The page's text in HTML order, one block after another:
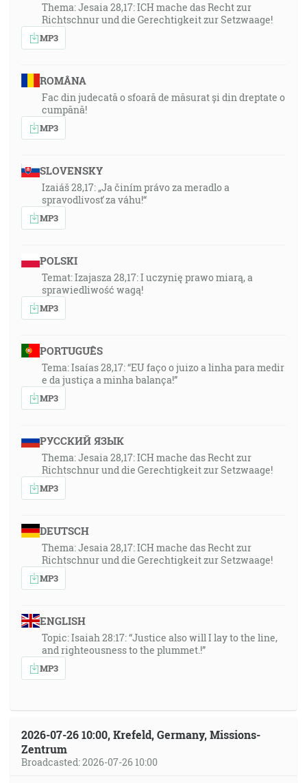
Thema: Jesaia 28,17: ICH mache das Recht zur
Richtschnur und die Gerechtigkeit zur Setzwaage!
MP3
ROMÂNA
Fac din judecată o sfoară de măsurat și din dreptate o
cumpănă!
MP3
SLOVENSKY
Izaiáš 28,17: „Ja činím právo za meradlo a
spravodlivosť za váhu!“
MP3
POLSKI
Temat: Izajasza 28,17: I uczynię prawo miarą, a
sprawiedliwość wagą!
MP3
PORTUGUÊS
Tema: Isaías 28,17: “EU faço o juizo a linha para medir
e da justiça a minha balança!”
MP3
РУССКИЙ ЯЗЫК
Thema: Jesaia 28,17: ICH mache das Recht zur
Richtschnur und die Gerechtigkeit zur Setzwaage!
MP3
DEUTSCH
Thema: Jesaia 28,17: ICH mache das Recht zur
Richtschnur und die Gerechtigkeit zur Setzwaage!
MP3
ENGLISH
Topic: Isaiah 28:17: “Justice also will I lay to the line,
and righteousness to the plummet.!”
MP3
2026-07-26 10:00, Krefeld, Germany, Missions-
Zentrum
Broadcasted: 2026-07-26 10:00